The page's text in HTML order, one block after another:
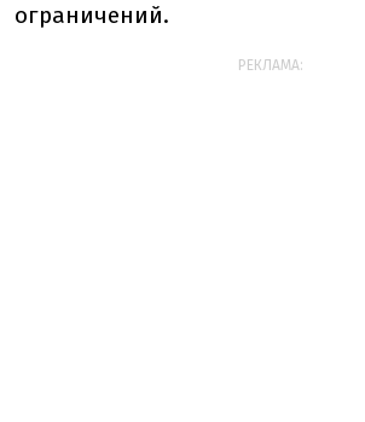
ограничений.
РЕКЛАМА: